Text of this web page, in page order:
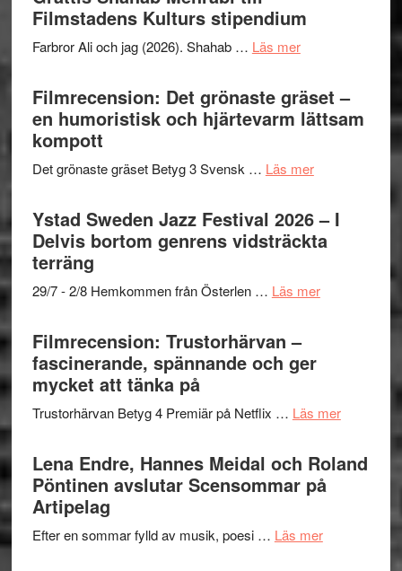
Want
to
Believe
Vrach
Frankenshtey
med
Mulder
och
Dana
presenterar
19
titlar
i
Filmstadens Kulturs stipendium
Farbror Ali och jag (2026). Shahab … Läs merom
Shahab
Mehrabi
till
Kulturs
Filmrecension: Det grönaste gräset –
en humoristisk och hjärtevarm lättsam
kompott
Det grönaste gräset Betyg 3 Svensk … Läs merom
Filmrecension:
Det
grönaste
gräset
en
hjärtevarm
Ystad Sweden Jazz Festival 2026 – I
Delvis bortom genrens vidsträckta
terräng
29/7 - 2/8 Hemkommen från Österlen … Läs merom
–
Delvis
bortom
terräng
Filmrecension: Trustorhärvan –
fascinerande, spännande och ger
mycket att tänka på
Trustorhärvan Betyg 4 Premiär på Netflix … Läs merom
–
Lena Endre, Hannes Meidal och Roland
Pöntinen avslutar Scensommar på
Artipelag
Efter en sommar fylld av musik, poesi … Läs merom